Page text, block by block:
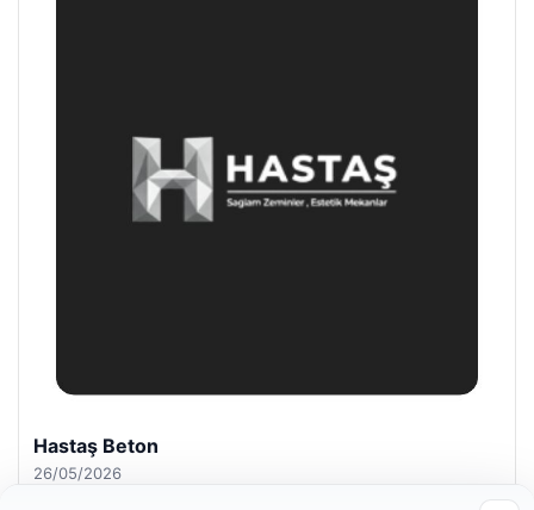
Enes Kaplan Avukatlık Bürosu
28/04/2026